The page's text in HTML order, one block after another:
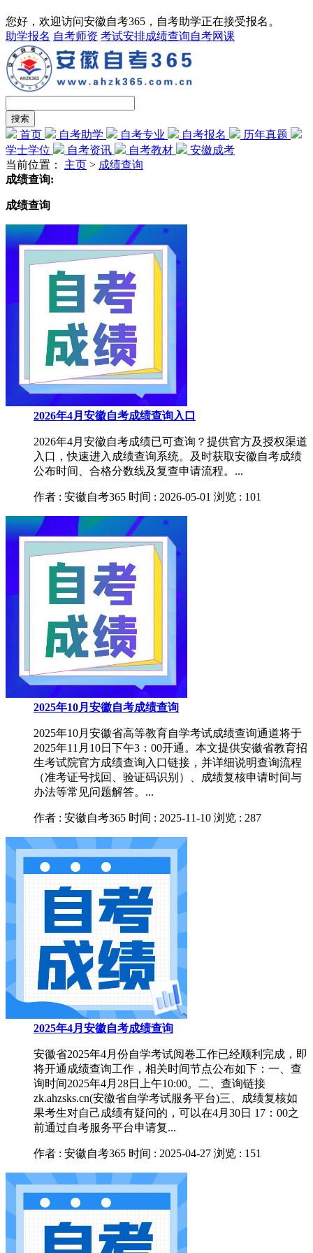
您好，欢迎访问安徽自考365，自考助学正在接受报名。
助学报名 自考师资 考试安排成绩查询自考网课
首页 自考助学 自考专业 自考报名
历年真题
学士学位
自考资讯 自考教材
安徽成考
当前位置： 主页 > 成绩查询
成绩查询:
成绩查询
2026年4月安徽自考成绩查询入口
2026年4月安徽自考成绩已可查询？提供官方及授权渠道
入口，快速进入成绩查询系统。及时获取安徽自考成绩
公布时间、合格分数线及复查申请流程。...
作者 : 安徽自考365 时间 : 2026-05-01 浏览 : 101
2025年10月安徽自考成绩查询
2025年10月安徽省高等教育自学考试成绩查询通道将于
2025年11月10日下午3：00开通。本文提供安徽省教育招
生考试院官方成绩查询入口链接，并详细说明查询流程
（准考证号找回、验证码识别）、成绩复核申请时间与
办法等常见问题解答。...
作者 : 安徽自考365 时间 : 2025-11-10 浏览 : 287
2025年4月安徽自考成绩查询
安徽省2025年4月份自学考试阅卷工作已经顺利完成，即
将开通成绩查询工作，相关时间节点公布如下：一、查
询时间2025年4月28日上午10:00。二、查询链接
zk.ahzsks.cn(安徽省自学考试服务平台)三、成绩复核如
果考生对自己成绩有疑问的，可以在4月30日 17：00之
前通过自考服务平台申请复...
作者 : 安徽自考365 时间 : 2025-04-27 浏览 : 151